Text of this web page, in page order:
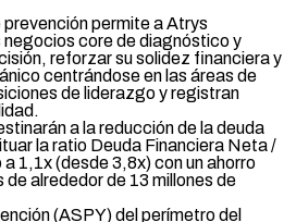
prevención permite a Atrys
core de diagnóstico y
reforzar su solidez financiera y
centrándose en las áreas de
de liderazgo y registran
a la reducción de la deuda
la ratio Deuda Financiera Neta /
1,1x (desde 3,8x) con un ahorro
alrededor de 13 millones de
(ASPY) del perímetro del